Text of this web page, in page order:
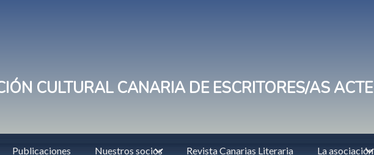
CULTURAL CANARIA DE ESCRITORES/AS ACTE
Publicaciones Nuestros socios Revista Canarias Literaria La asociación